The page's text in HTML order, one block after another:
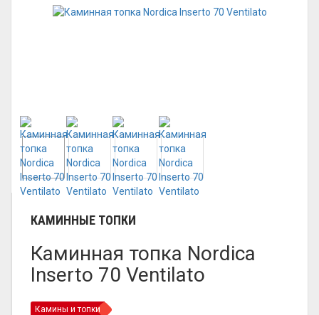
КАМИННЫЕ ТОПКИ
Каминная топка Nordica
Inserto 70 Ventilato
Камины и топки